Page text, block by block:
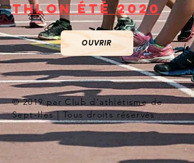
thlon été 2020
OUVRIR
© 2019 par Club d'athlétisme de
Sept-Iles | Tous droits réservés